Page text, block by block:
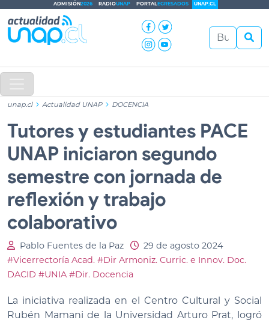
ADMISIÓN2026 RADIOUNAP PORTALEGRESADOS UNAP.CL
unap.cl Actualidad UNAP DOCENCIA
Tutores y estudiantes PACE
UNAP iniciaron segundo
semestre con jornada de
reflexión y trabajo
colaborativo
Pablo Fuentes de la Paz
29 de agosto 2024
#Vicerrectoría Acad. #Dir Armoniz. Curric. e Innov. Doc.
DACID #UNIA #Dir. Docencia
La iniciativa realizada en el Centro Cultural y Social
Rubén Mamani de la Universidad Arturo Prat, logró